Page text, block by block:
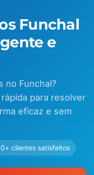
Funchal
e
no Funchal?
para resolver
eficaz e sem
clientes satisfeitos